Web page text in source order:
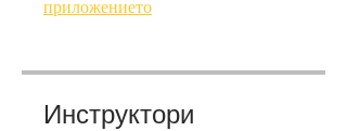
приложението
Инструктори